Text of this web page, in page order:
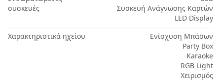
συσκευές
Συσκευή Ανάγνωσης Καρτών
LED Display
Χαρακτηριστικά ηχείου
Ενίσχυση Μπάσων
Party Box
Karaoke
RGB Light
Χειρισμός